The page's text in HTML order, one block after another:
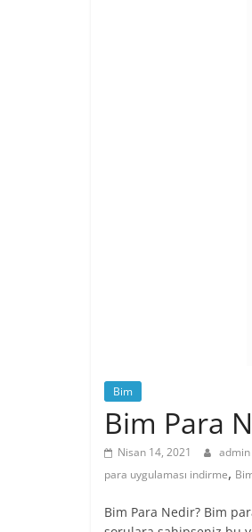
Bim
Bim Para
Nisan 14, 2021 admin
para uygulaması indirme,
Bim Para Nedir? Bim